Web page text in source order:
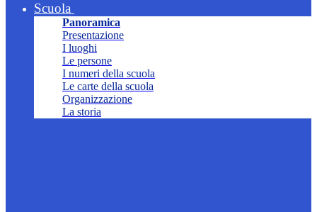
Scuola
Panoramica
Presentazione
I luoghi
Le persone
I numeri della scuola
Le carte della scuola
Organizzazione
La storia